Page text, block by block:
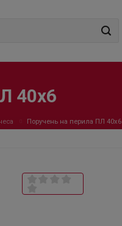
40х6
Поручень на перила ПЛ 40х6